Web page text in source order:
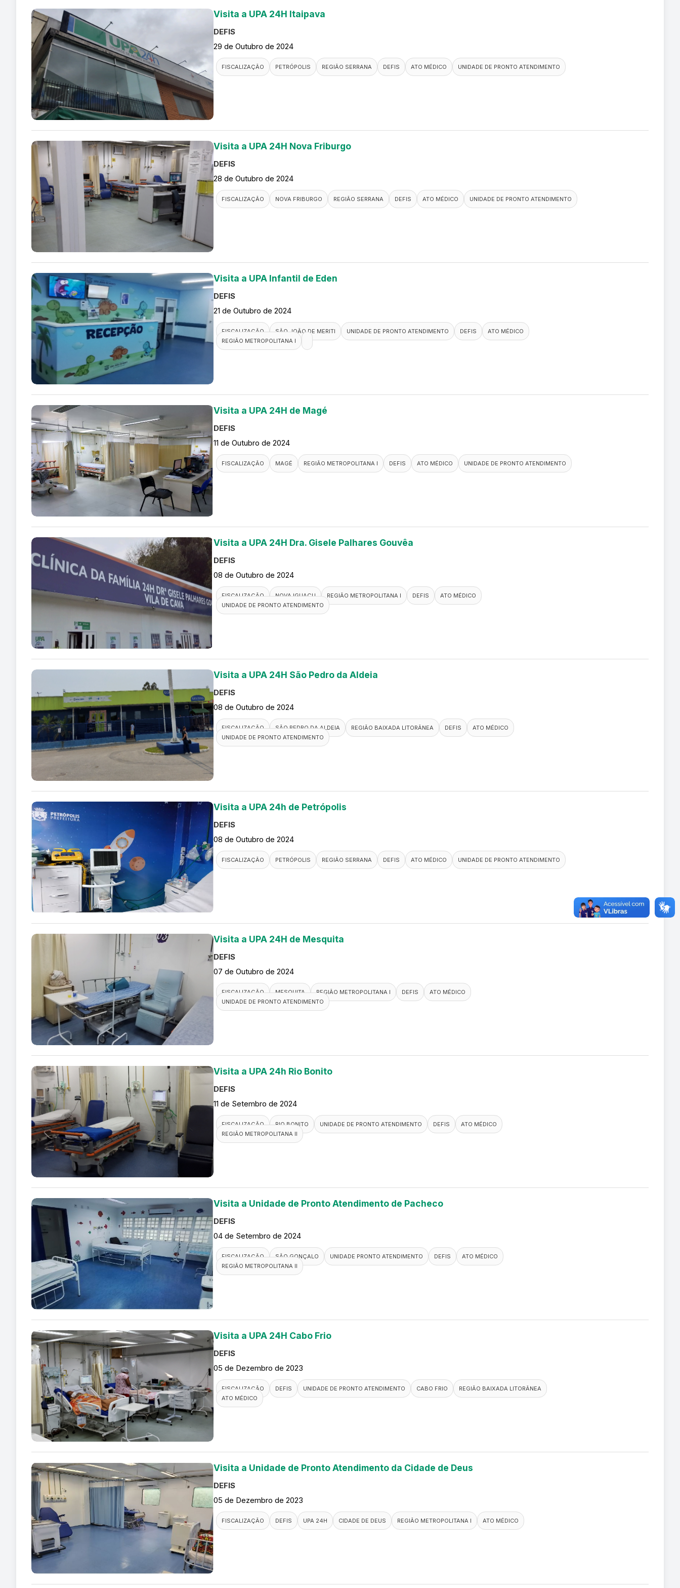
Visita a UPA 24H Itaipava
DEFIS
29 de Outubro de 2024
FISCALIZAÇÃO PETRÓPOLIS REGIÃO SERRANA DEFIS ATO MÉDICO UNIDADE DE PRONTO ATENDIMENTO
Visita a UPA 24H Nova Friburgo
DEFIS
28 de Outubro de 2024
FISCALIZAÇÃO NOVA FRIBURGO REGIÃO SERRANA DEFIS ATO MÉDICO UNIDADE DE PRONTO ATENDIMENTO
Visita a UPA Infantil de Eden
DEFIS
21 de Outubro de 2024
FISCALIZAÇÃO SÃO JOÃO DE MERITI UNIDADE DE PRONTO ATENDIMENTO DEFIS
ATO MÉDICO
REGIÃO METROPOLITANA I
Visita a UPA 24H de Magé
DEFIS
11 de Outubro de 2024
FISCALIZAÇÃO MAGÉ REGIÃO METROPOLITANA I DEFIS ATO MÉDICO UNIDADE DE PRONTO ATENDIMENTO
Visita a UPA 24H Dra. Gisele Palhares Gouvêa
DEFIS
08 de Outubro de 2024
FISCALIZAÇÃO NOVA IGUAÇU REGIÃO METROPOLITANA I DEFIS
ATO MÉDICO
UNIDADE DE PRONTO ATENDIMENTO
Visita a UPA 24H São Pedro da Aldeia
DEFIS
08 de Outubro de 2024
FISCALIZAÇÃO SÃO PEDRO DA ALDEIA REGIÃO BAIXADA LITORÂNEA DEFIS
ATO MÉDICO
UNIDADE DE PRONTO ATENDIMENTO
Visita a UPA 24h de Petrópolis
DEFIS
08 de Outubro de 2024
FISCALIZAÇÃO PETRÓPOLIS REGIÃO SERRANA DEFIS ATO MÉDICO UNIDADE DE PRONTO ATENDIMENTO
Visita a UPA 24H de Mesquita
DEFIS
07 de Outubro de 2024
FISCALIZAÇÃO MESQUITA REGIÃO METROPOLITANA I DEFIS
ATO MÉDICO
UNIDADE DE PRONTO ATENDIMENTO
Visita a UPA 24h Rio Bonito
DEFIS
11 de Setembro de 2024
FISCALIZAÇÃO RIO BONITO UNIDADE DE PRONTO ATENDIMENTO DEFIS
ATO MÉDICO
REGIÃO METROPOLITANA II
Visita a Unidade de Pronto Atendimento de Pacheco
DEFIS
04 de Setembro de 2024
FISCALIZAÇÃO SÃO GONÇALO UNIDADE PRONTO ATENDIMENTO DEFIS
ATO MÉDICO
REGIÃO METROPOLITANA II
Visita a UPA 24H Cabo Frio
DEFIS
05 de Dezembro de 2023
FISCALIZAÇÃO DEFIS UNIDADE DE PRONTO ATENDIMENTO CABO FRIO
REGIÃO BAIXADA LITORÂNEA
ATO MÉDICO
Visita a Unidade de Pronto Atendimento da Cidade de Deus
DEFIS
05 de Dezembro de 2023
FISCALIZAÇÃO DEFIS UPA 24H CIDADE DE DEUS REGIÃO METROPOLITANA I ATO MÉDICO